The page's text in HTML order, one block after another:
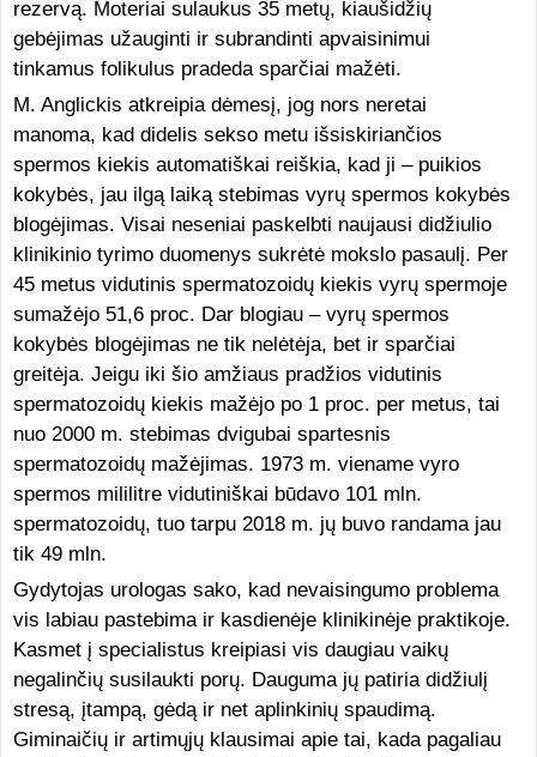
rezervą. Moteriai sulaukus 35 metų, kiaušidžių
gebėjimas užauginti ir subrandinti apvaisinimui
tinkamus folikulus pradeda sparčiai mažėti.
M. Anglickis atkreipia dėmesį, jog nors neretai
manoma, kad didelis sekso metu išsiskiriančios
spermos kiekis automatiškai reiškia, kad ji – puikios
kokybės, jau ilgą laiką stebimas vyrų spermos kokybės
blogėjimas. Visai neseniai paskelbti naujausi didžiulio
klinikinio tyrimo duomenys sukrėtė mokslo pasaulį. Per
45 metus vidutinis spermatozoidų kiekis vyrų spermoje
sumažėjo 51,6 proc. Dar blogiau – vyrų spermos
kokybės blogėjimas ne tik nelėtėja, bet ir sparčiai
greitėja. Jeigu iki šio amžiaus pradžios vidutinis
spermatozoidų kiekis mažėjo po 1 proc. per metus, tai
nuo 2000 m. stebimas dvigubai spartesnis
spermatozoidų mažėjimas. 1973 m. viename vyro
spermos mililitre vidutiniškai būdavo 101 mln.
spermatozoidų, tuo tarpu 2018 m. jų buvo randama jau
tik 49 mln.
Gydytojas urologas sako, kad nevaisingumo problema
vis labiau pastebima ir kasdienėje klinikinėje praktikoje.
Kasmet į specialistus kreipiasi vis daugiau vaikų
negalinčių susilaukti porų. Dauguma jų patiria didžiulį
stresą, įtampą, gėdą ir net aplinkinių spaudimą.
Giminaičių ir artimųjų klausimai apie tai, kada pagaliau